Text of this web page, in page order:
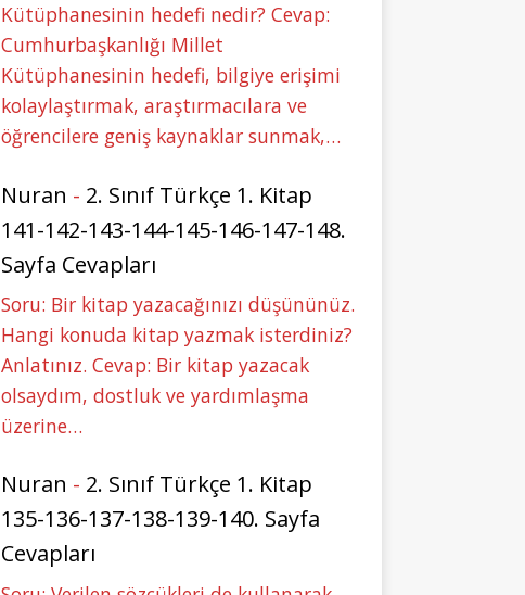
Kütüphanesinin hedefi nedir? Cevap:
Cumhurbaşkanlığı Millet
Kütüphanesinin hedefi, bilgiye erişimi
kolaylaştırmak, araştırmacılara ve
öğrencilere geniş kaynaklar sunmak,…
Nuran - 2. Sınıf Türkçe 1. Kitap
141-142-143-144-145-146-147-148.
Sayfa Cevapları
Soru: Bir kitap yazacağınızı düşününüz.
Hangi konuda kitap yazmak isterdiniz?
Anlatınız. Cevap: Bir kitap yazacak
olsaydım, dostluk ve yardımlaşma
üzerine…
Nuran - 2. Sınıf Türkçe 1. Kitap
135-136-137-138-139-140. Sayfa
Cevapları